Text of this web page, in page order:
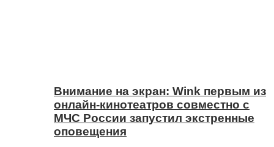
Внимание на экран: Wink первым из
онлайн-кинотеатров совместно с
МЧС России запустил экстренные
оповещения